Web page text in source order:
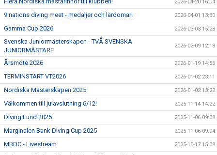
2026-04-20 16:04
9 nations diving meet - medaljer och lärdomar! 2026-04-01 13:30
Gamma Cup 2026 2026-03-03 15:28
Svenska Juniormästerskapen - TVÅ SVENSKA
JUNIORMÄSTARE
2026-02-09 12:18
Årsmöte 2026 2026-01-19 14:56
TERMINSTART VT2026 2026-01-02 23:11
Nordiska Mästerskapen 2025 2026-01-02 13:22
Välkommen till julavslutning 6/12! 2025-11-14 14:22
Diving Lund 2025 2025-11-06 09:08
Marginalen Bank Diving Cup 2025 2025-11-06 09:04
MBDC - Livestream 2025-10-17 15:08